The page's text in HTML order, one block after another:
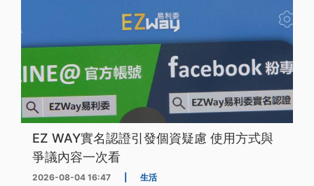
EZ WAY實名認證引發個資疑慮 使用方式與
爭議內容一次看
2026-08-04 16:47 生活